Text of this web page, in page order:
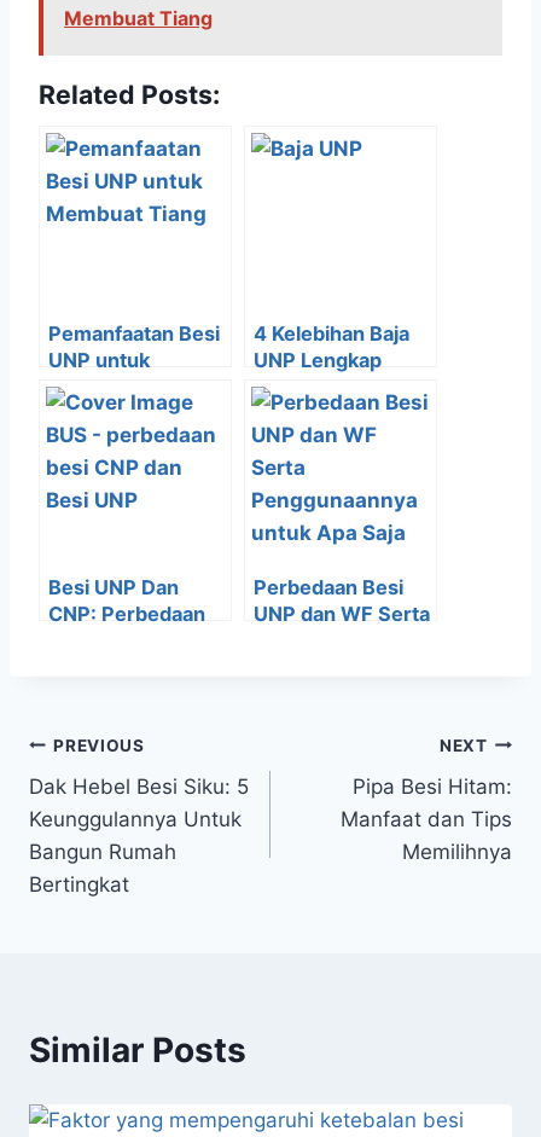
Membuat Tiang
Related Posts:
Pemanfaatan Besi
UNP untuk
Membuat Tiang
4 Kelebihan Baja
UNP Lengkap
Beserta
Kegunaanya
Besi UNP Dan
CNP: Perbedaan
Perbedaan Besi
UNP dan WF Serta
PREVIOUS
Dak Hebel Besi Siku: 5
Keunggulannya Untuk
Bangun Rumah
Bertingkat
NEXT
Pipa Besi Hitam:
Manfaat dan Tips
Memilihnya
Similar Posts